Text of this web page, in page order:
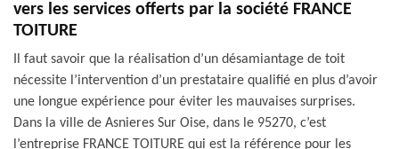
vers les services offerts par la société FRANCE
TOITURE
Il faut savoir que la réalisation d’un désamiantage de toit
nécessite l’intervention d’un prestataire qualifié en plus d’avoir
une longue expérience pour éviter les mauvaises surprises.
Dans la ville de Asnieres Sur Oise, dans le 95270, c’est
l’entreprise FRANCE TOITURE qui est la référence pour les